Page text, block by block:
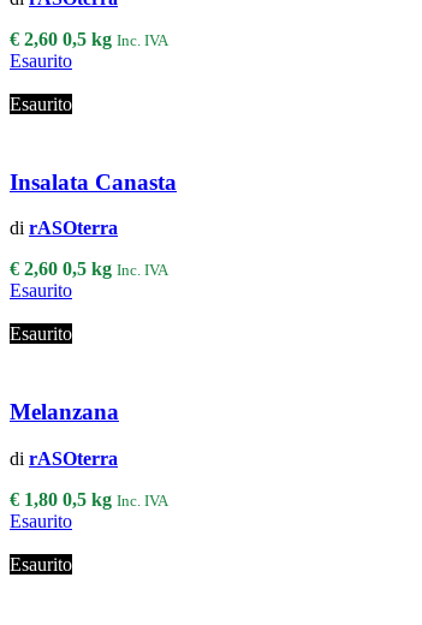
€ 2,60 0,5 kg Inc. IVA
Esaurito
Esaurito
Insalata Canasta
di rASOterra
€ 2,60 0,5 kg Inc. IVA
Esaurito
Esaurito
Melanzana
di rASOterra
€ 1,80 0,5 kg Inc. IVA
Esaurito
Esaurito